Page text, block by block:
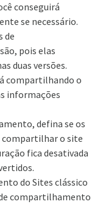
conseguirá
se necessário.
de
pois elas
duas versões.
compartilhando o
informações
defina se os
compartilhar o site
fica desativada
do Sites clássico
compartilhamento